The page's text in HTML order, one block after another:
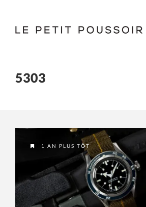
5303
1 AN PLUS TÔT